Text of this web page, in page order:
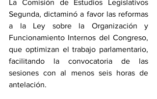
La Comisión de Estudios Legislativos
Segunda, dictaminó a favor las reformas
a la Ley sobre la Organización y
Funcionamiento Internos del Congreso,
que optimizan el trabajo parlamentario,
facilitando la convocatoria de las
sesiones con al menos seis horas de
antelación.